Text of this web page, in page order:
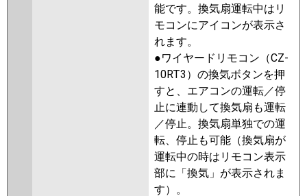
能です。換気扇運転中はリ
モコンにアイコンが表示さ
れます。
●ワイヤードリモコン（CZ-
10RT3）の換気ボタンを押
すと、エアコンの運転／停
止に連動して換気扇も運転
／停止。換気扇単独での運
転、停止も可能（換気扇が
運転中の時はリモコン表示
部に「換気」が表示されま
す）。